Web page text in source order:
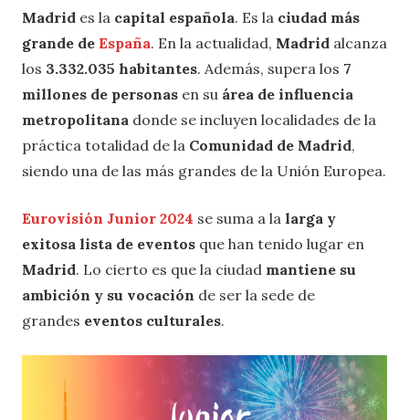
Madrid es la capital española. Es la ciudad más
grande de España. En la actualidad, Madrid alcanza
los 3.332.035 habitantes. Además, supera los 7
millones de personas en su área de influencia
metropolitana donde se incluyen localidades de la
práctica totalidad de la Comunidad de Madrid,
siendo una de las más grandes de la Unión Europea.
Eurovisión Junior 2024 se suma a la larga y
exitosa lista de eventos que han tenido lugar en
Madrid. Lo cierto es que la ciudad mantiene su
ambición y su vocación de ser la sede de
grandes eventos culturales.